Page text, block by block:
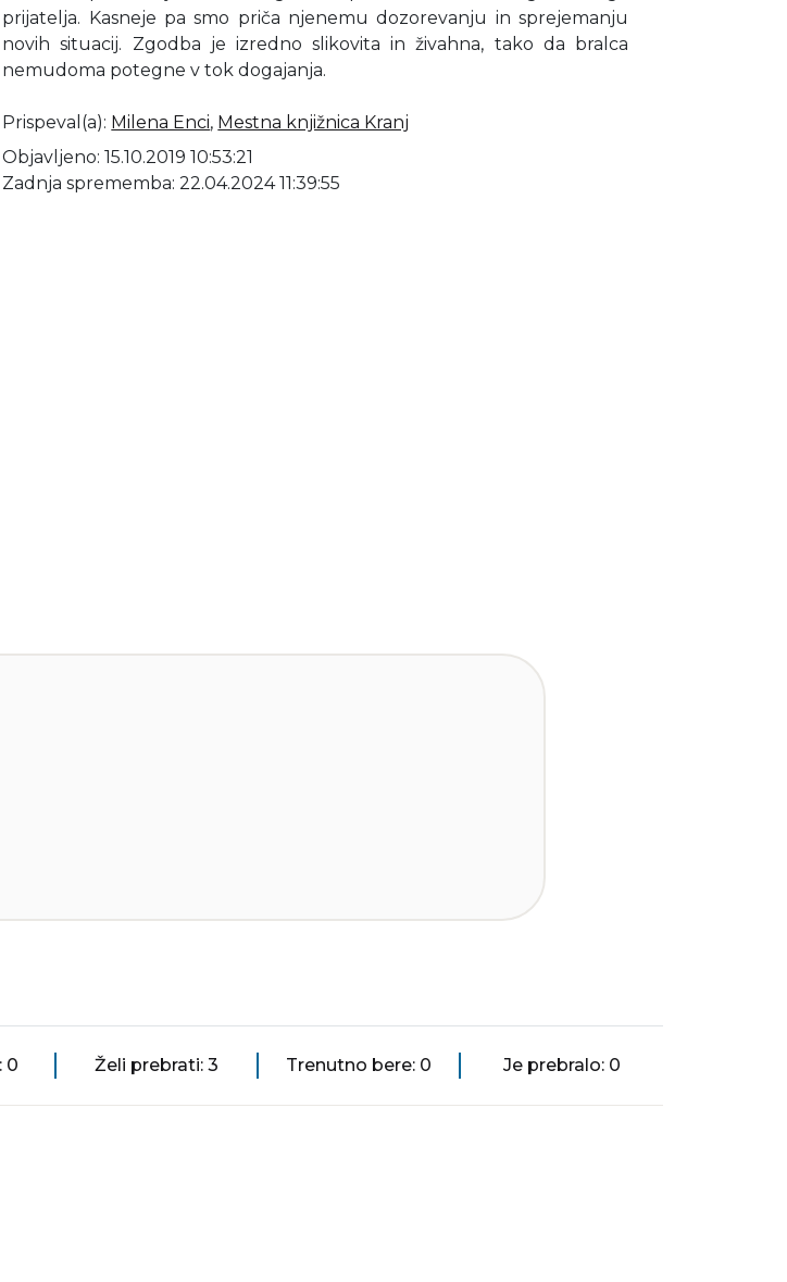
prijatelja. Kasneje pa smo priča njenemu dozorevanju in sprejemanju
novih situacij. Zgodba je izredno slikovita in živahna, tako da bralca
nemudoma potegne v tok dogajanja.
Prispeval(a): Milena Enci, Mestna knjižnica Kranj
Objavljeno: 15.10.2019 10:53:21
Zadnja sprememba: 22.04.2024 11:39:55
0 Želi prebrati: 3 Trenutno bere: 0 Je prebralo: 0